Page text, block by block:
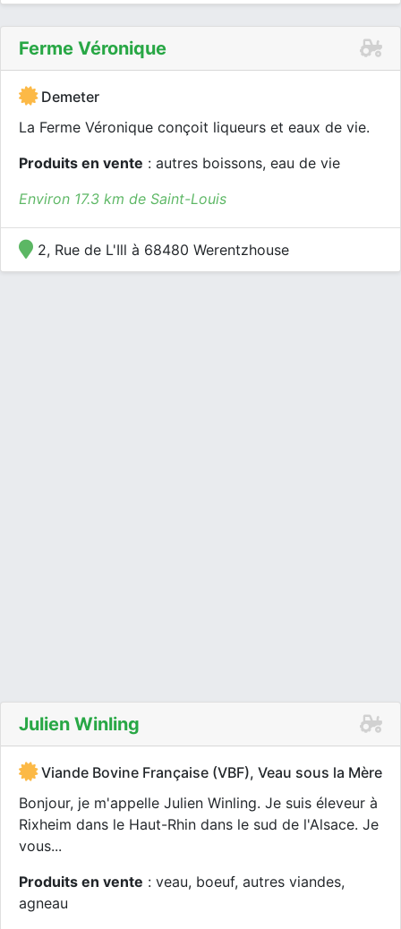
Ferme Véronique
Demeter
La Ferme Véronique conçoit liqueurs et eaux de vie.
Produits en vente : autres boissons, eau de vie
Environ 17.3 km de Saint-Louis
2, Rue de L'Ill à 68480 Werentzhouse
Julien Winling
Viande Bovine Française (VBF), Veau sous la Mère
Bonjour, je m'appelle Julien Winling. Je suis éleveur à
Rixheim dans le Haut-Rhin dans le sud de l'Alsace. Je
vous...
Produits en vente : veau, boeuf, autres viandes,
agneau